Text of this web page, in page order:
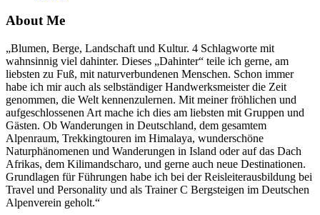
About Me
„Blumen, Berge, Landschaft und Kultur. 4 Schlagworte mit
wahnsinnig viel dahinter. Dieses „Dahinter“ teile ich gerne, am
liebsten zu Fuß, mit naturverbundenen Menschen. Schon immer
habe ich mir auch als selbständiger Handwerksmeister die Zeit
genommen, die Welt kennenzulernen. Mit meiner fröhlichen und
aufgeschlossenen Art mache ich dies am liebsten mit Gruppen und
Gästen. Ob Wanderungen in Deutschland, dem gesamtem
Alpenraum, Trekkingtouren im Himalaya, wunderschöne
Naturphänomenen und Wanderungen in Island oder auf das Dach
Afrikas, dem Kilimandscharo, und gerne auch neue Destinationen.
Grundlagen für Führungen habe ich bei der Reisleiterausbildung bei
Travel und Personality und als Trainer C Bergsteigen im Deutschen
Alpenverein geholt.“